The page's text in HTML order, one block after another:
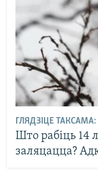
ГЛЯДЗІЦЕ ТАКСАМА:
Што рабіць 14
заляцацца?